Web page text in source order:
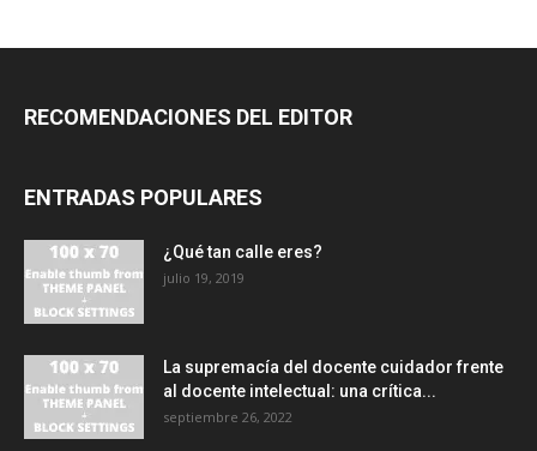
RECOMENDACIONES DEL EDITOR
ENTRADAS POPULARES
¿Qué tan calle eres?
julio 19, 2019
La supremacía del docente cuidador frente
al docente intelectual: una crítica...
septiembre 26, 2022